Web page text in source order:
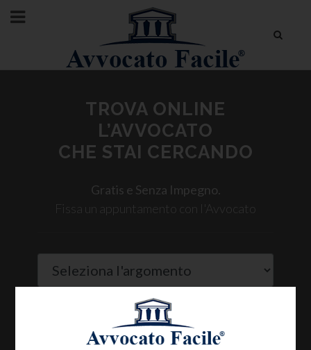
TROVA ONLINE
L’AVVOCATO
CHE STAI CERCANDO
Gratis e Senza Impegno.
Fissa un appuntamento con l'Avvocato
TROVA IL TUO AVVOCATO